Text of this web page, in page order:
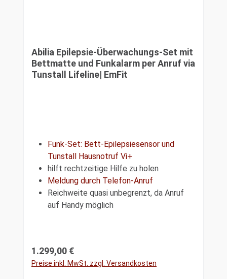
Abilia Epilepsie-Überwachungs-Set mit
Bettmatte und Funkalarm per Anruf via
Tunstall Lifeline| EmFit
Funk-Set: Bett-Epilepsiesensor und
Tunstall Hausnotruf Vi+
hilft rechtzeitige Hilfe zu holen
Meldung durch Telefon-Anruf
Reichweite quasi unbegrenzt, da Anruf
auf Handy möglich
Regulärer Preis:
1.299,00 €
Preise inkl. MwSt. zzgl. Versandkosten